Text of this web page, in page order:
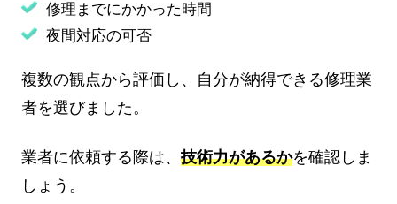
修理までにかかった時間
夜間対応の可否
複数の観点から評価し、自分が納得できる修理業
者を選びました。
業者に依頼する際は、技術力があるかを確認しま
しょう。